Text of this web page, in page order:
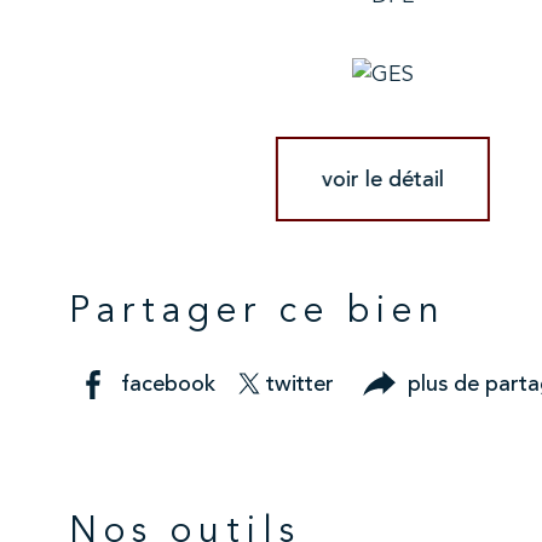
voir le détail
Partager ce bien
facebook twitter plus de
Nos outils